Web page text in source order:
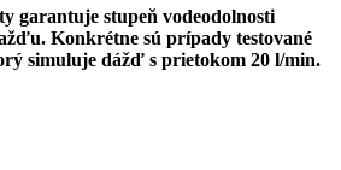
garantuje stupeň vodeodolnosti
Konkrétne sú prípady testované
simuluje dážď s prietokom 20 l/min.